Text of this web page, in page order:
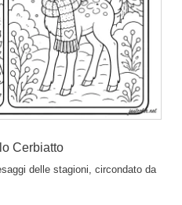
Cerbiatto
delle stagioni, circondato da